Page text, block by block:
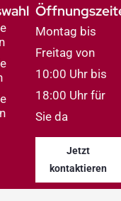
Montag bis
Freitag von
10:00 Uhr bis
18:00 Uhr für
Sie da
Jetzt
kontaktieren